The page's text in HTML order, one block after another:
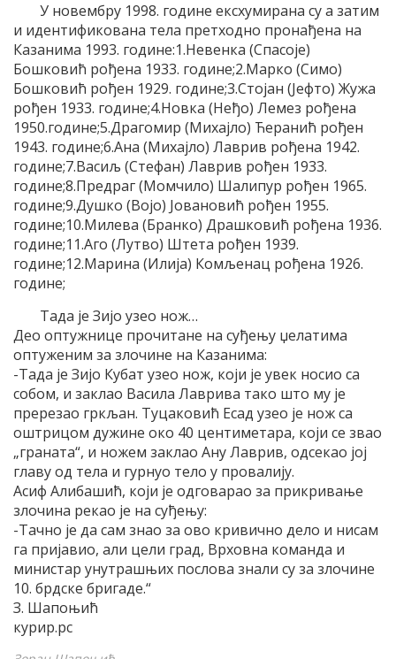
У новембру 1998. године ексхумирана су а затим
и идентификована тела претходно пронађена на
Казанима 1993. године:1.Невенка (Спасоје)
Бошковић рођена 1933. године;2.Марко (Симо)
Бошковић рођен 1929. године;3.Стојан (Јефто) Жужа
рођен 1933. године;4.Новка (Неђо) Лемез рођена
1950.године;5.Драгомир (Михајло) Ћеранић рођен
1943. године;6.Ана (Михајло) Лаврив рођена 1942.
године;7.Васиљ (Стефан) Лаврив рођен 1933.
године;8.Предраг (Момчило) Шалипур рођен 1965.
године;9.Душко (Војо) Јовановић рођен 1955.
године;10.Милева (Бранко) Драшковић рођена 1936.
године;11.Аго (Лутво) Штета рођен 1939.
године;12.Марина (Илија) Комљенац рођена 1926.
године;
Тада је Зијо узео нож…
Део оптужнице прочитане на суђењу џелатима
оптуженим за злочине на Казанима:
-Тада је Зијо Кубат узео нож, који је увек носио са
собом, и заклао Васила Лаврива тако што му је
пререзао гркљан. Туцаковић Есад узео је нож са
оштрицом дужине око 40 центиметара, који се звао
„граната“, и ножем заклао Ану Лаврив, одсекао јој
главу од тела и гурнуо тело у провалију.
Асиф Алибашић, који је одговарао за прикривање
злочина рекао је на суђењу:
-Тачно је да сам знао за ово кривично дело и нисам
га пријавио, али цели град, Врховна команда и
министар унутрашњих послова знали су за злочине
10. брдске бригаде.“
З. Шапоњић
курир.рс